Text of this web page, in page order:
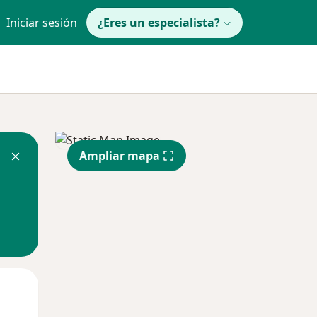
Iniciar sesión ¿Eres un especialista?
Ampliar mapa